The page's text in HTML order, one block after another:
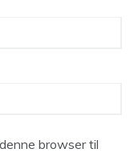
browser til